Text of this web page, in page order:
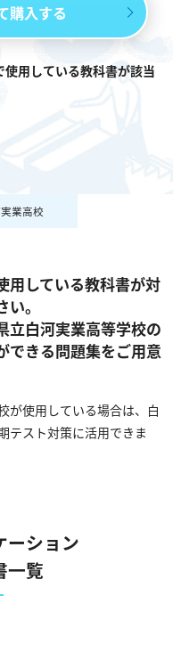
購入する
用している教科書が該当
業高校
用している教科書が対
。
立白河実業高等学校の
できる問題集をご用意
使用している場合は、 白
テスト対策に活用できま
ーション
一覧